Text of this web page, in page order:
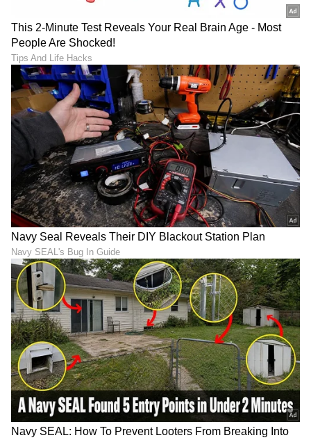
ಈ ಸಂಘರ್ಷದ ಹಾದಿಯಲ್ಲಿ ನಾನೆಂದೂ ನಂಬಿದ ಮೌಲ್ಯಗಳ
ಜೊತೆ ರಾಜಿಮಾಡಿಕೊಂಡಿಲ್ಲ. ನಂಬಿದ ಜನತೆಗೆ ದ್ರೋಹ
ಬಗೆದಿಲ್ಲ, ನನ್ನ ಆತ್ಮಸಾಕ್ಷಿಗೆ ವಂಚನೆ ಮಾಡಿಕೊಂಡಿಲ್ಲ.
ಹೋರಾಟವನ್ನೇ ಬದುಕಾಗಿಸಿ ಸ್ವೀಕರಿಸಿ ಇಷ್ಟು ದೂರ
ಬಂದಿದ್ದೇನೆ.
* ಇಂದಿನ ವರ್ತಮಾನ ನನ್ನನ್ನು ಎಷ್ಟು
ಅರ್ಥಮಾಡಿಕೊಂಡಿದೆಯೋ ಗೊತ್ತಿಲ್ಲ, ಸಾಮಾನ್ಯವಾಗಿ
ಸಾಮಾಜಿಕ ಪರಿವರ್ತನೆಯ ಹರಿಕಾರರನ್ನು ವರ್ತಮಾನ
ಕ್ರೂರವಾಗಿ ನಡೆಸಿಕೊಳ್ಳುತ್ತದೆ. ಆದರೆ ಇತಿಹಾಸ ಮಾತ್ರ
ಅವರನ್ನು ನೆನಪಲ್ಲಿಟ್ಟುಕೊಂಡು ಸ್ಮರಿಸುತ್ತದೆ. ಹನ್ನೆರಡನೇ
ಶತಮಾನದ ಬಸವಣ್ಣನವರಿಂದ ಹಿಡಿದು ಬಾಬಾ ಸಾಹೇಬ್
ಅಂಬೇಡ್ಕರ್ ವರೆಗೆ ಎಲ್ಲರ ಪಾಲಿನ ಸತ್ಯ ಇದು. ಈ
ಭರವಸೆಯ ಆಸರೆಯೊಂದಿಗೆ ನನ್ನ ರಾಜಕೀಯ
ಹೋರಾಟವನ್ನು ಮುಂದುವರಿಸಿಕೊಂಡು ಬಂದಿದ್ದೇನೆ, ಅಧಿಕಾರ
ಇರಲಿ, ಇಲ್ಲದೆ ಇರಲಿ ಈ ಹೋರಾಟ ಮುಂದುವರಿಯಲಿದೆ.
* ನಾನು ರಾಜಕಾರಣಕ್ಕೆ ಪ್ರವೇಶ ಮಾಡಿದಾಗ ನುಡಿದಂತೆ
ನಡೆಯಬೇಕು, ಜನತೆ ಇಟ್ಟಿರುವ ವಿಶ್ವಾಸಕ್ಕೆ ಭಂಗ ಉಂಟು
ಮಾಡಬಾರದೆಂಬ ಪ್ರಮಾಣವನ್ನು ಮನಸ್ಸಿನೊಳಗೆ ಮಾಡಿದ್ದೆ.
ಜನರಿಗೆ ನೀಡಿದ ವಚನಪಾಲನೆಯೇ ನಿಜವಾದ ರಾಜಧರ್ಮ